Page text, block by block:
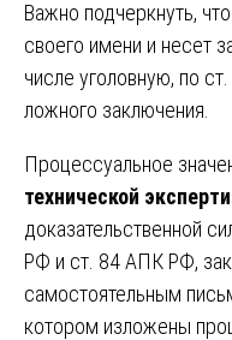
Важно подчеркнуть,
своего имени и несет
числе уголовную, по
ложного заключения.
Процессуальное
технической
доказательственной
РФ и ст. 84 АПК РФ,
самостоятельным
котором изложены